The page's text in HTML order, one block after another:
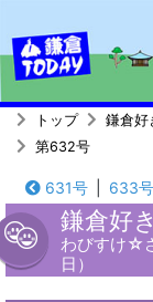
トップ 鎌倉好
第632号
631号 633号
鎌倉好
わびすけ☆
日）